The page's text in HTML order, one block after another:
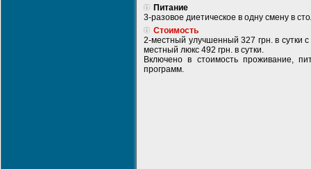
Питание
3-разовое диетическое в одну смену в
Стоимость
2-местный улучшенный 327 грн. в сутки
местный люкс 492 грн. в сутки.
Включено в стоимость проживание,
программ.